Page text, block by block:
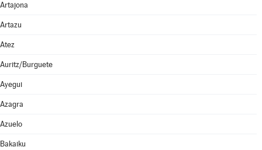
Artajona
Artazu
Atez
Auritz/Burguete
Ayegui
Azagra
Azuelo
Bakaiku